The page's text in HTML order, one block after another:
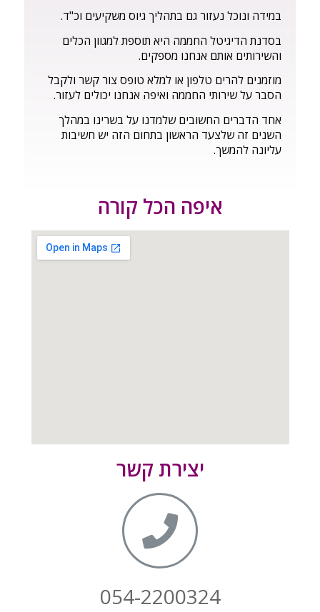
במידה ונוכל נעזור גם בתהליך גיוס משקיעים וכ"ד.
בסדנת הדיגיטל החממה היא תוספת למגוון הכלים
והשירותים אותם אנחנו מספקים.
מוזמנים להרים טלפון או למלא טופס צור קשר ולקבל
הסבר על שירותי החממה ואיפה אנחנו יכולים לעזור.
אחד הדברים החשובים שלמדנו על בשרינו במהלך
השנים זה שלצעד הראשון בתחום הזה יש חשיבות
עליונה להמשך.
איפה הכל קורה
יצירת קשר
054-2200324